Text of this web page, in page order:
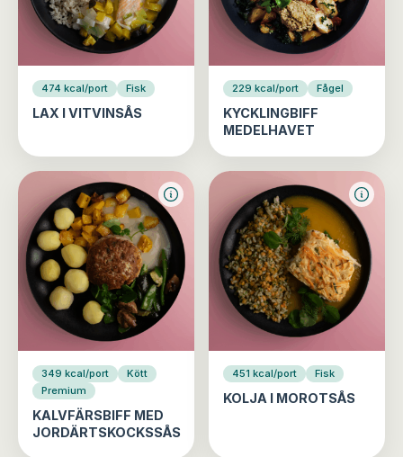
474 kcal/port Fisk
LAX I VITVINSÅS
229 kcal/port Fågel
KYCKLINGBIFF
MEDELHAVET
349 kcal/port
Kött
Premium
KALVFÄRSBIFF MED
JORDÄRTSKOCKSSÅS
451 kcal/port Fisk
KOLJA I MOROTSÅS